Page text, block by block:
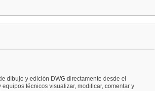
dibujo y edición DWG directamente desde el
técnicos visualizar, modificar, comentar y